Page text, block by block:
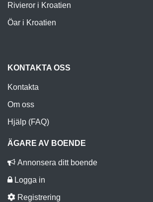
Rivieror i Kroatien
Öar i Kroatien
KONTAKTA OSS
Kontakta
Om oss
Hjälp (FAQ)
ÄGARE AV BOENDE
Annonsera ditt boende
Logga in
Registrering